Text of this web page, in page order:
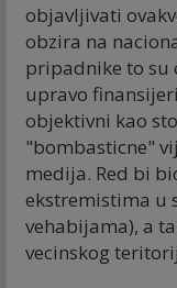
objavljivati
obzira na
pripadnike to su
upravo
objektivni kao
"bombasticne"
medija. Red bi
ekstremistima u
vehabijama), a
vecinskog